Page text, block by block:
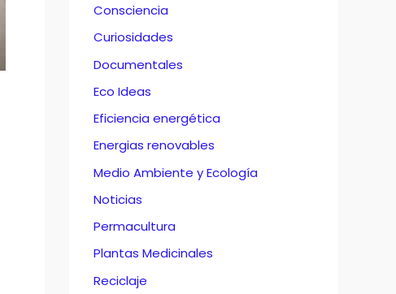
Consciencia
Curiosidades
Documentales
Eco Ideas
Eficiencia energética
Energias renovables
Medio Ambiente y Ecología
Noticias
Permacultura
Plantas Medicinales
Reciclaje